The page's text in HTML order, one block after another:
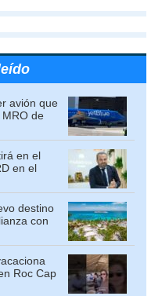
avión que
de
en el
en el
destino
con
Roc Cap